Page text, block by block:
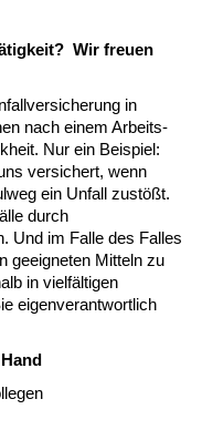
Wir freuen
in
nach einem Arbeits-
Nur ein Beispiel:
versichert, wenn
ein Unfall zustößt.
durch
Und im Falle des Falles
geeigneten Mitteln zu
in vielfältigen
eigenverantwortlich